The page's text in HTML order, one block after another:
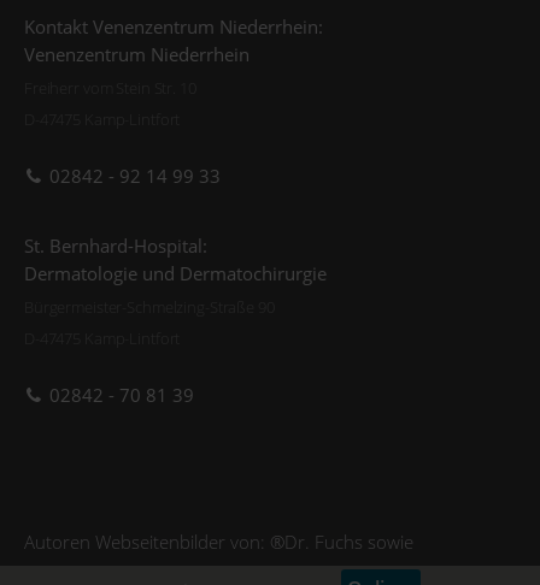
Kontakt Venenzentrum Niederrhein:
Venenzentrum Niederrhein
02842 - 92 14 99 33
St. Bernhard-Hospital:
Dermatologie und Dermatochirurgie
02842 - 70 81 39
Autoren Webseitenbilder von: ®Dr. Fuchs sowie